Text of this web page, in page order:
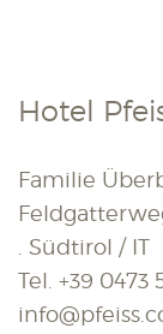
Hotel
Familie
. Südtirol / IT
Tel. +39 0473